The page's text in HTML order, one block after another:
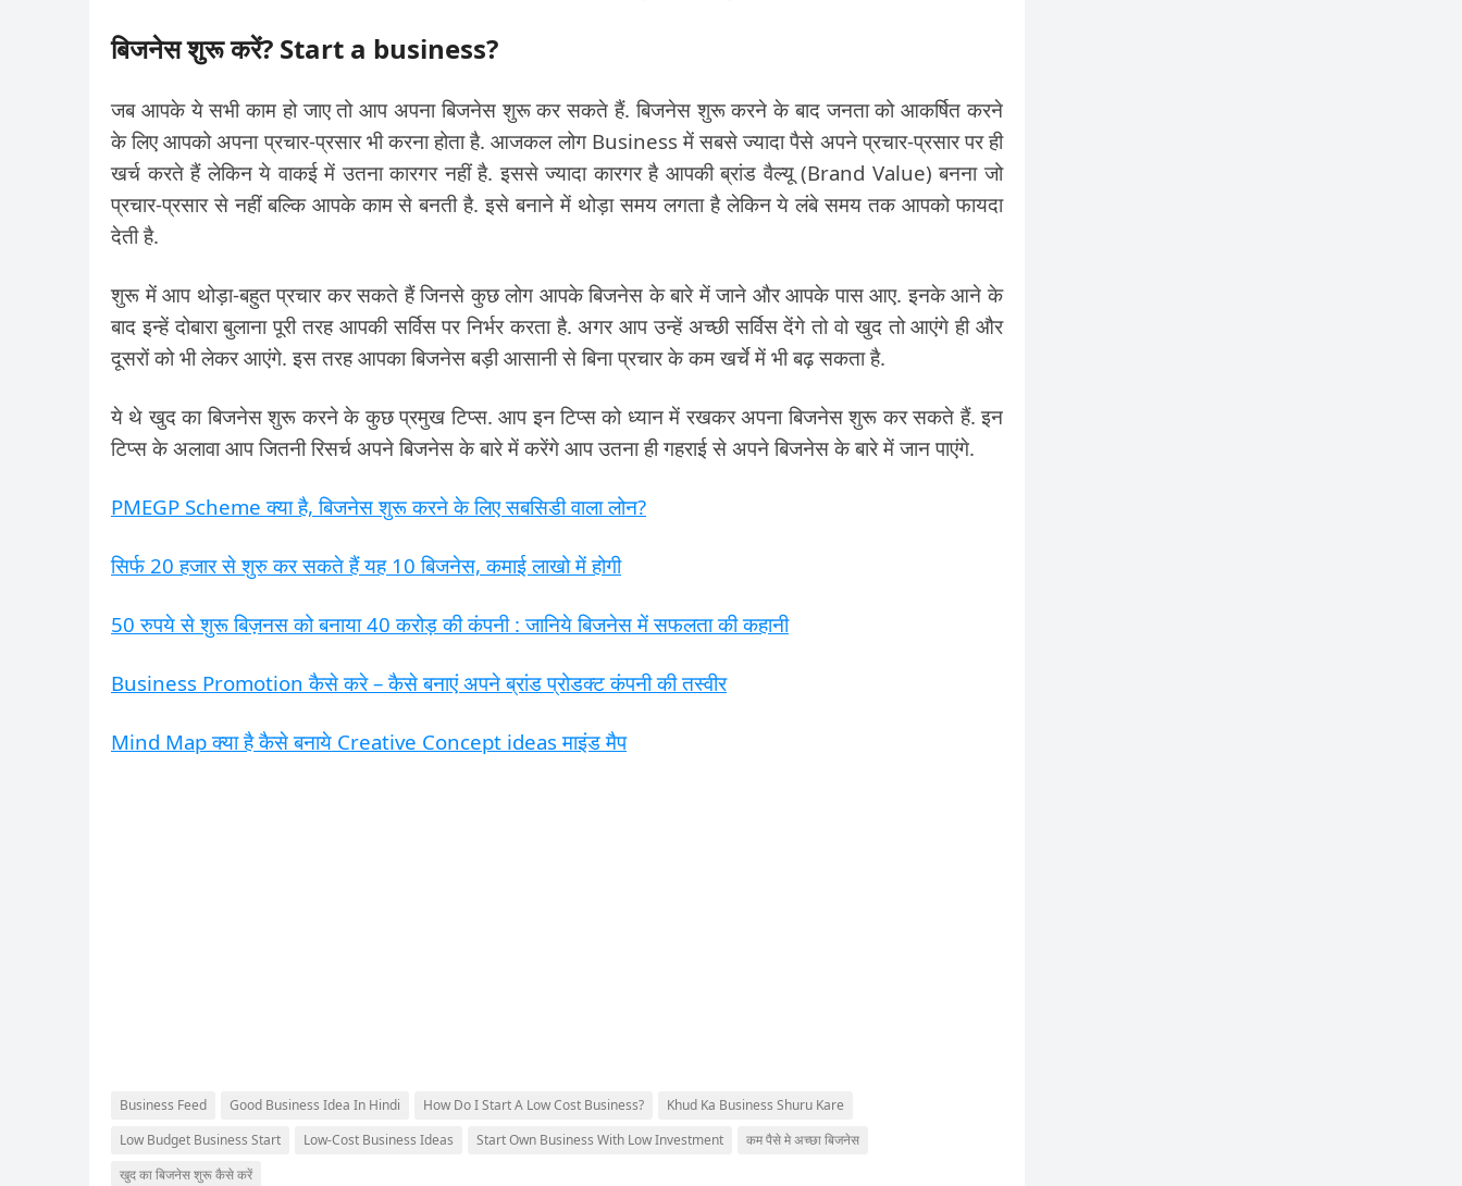
बिजनेस शुरू करें? Start a business?
जब आपके ये सभी काम हो जाए तो आप अपना बिजनेस शुरू कर सकते हैं. बिजनेस शुरू करने के बाद जनता को आकर्षित करने
के लिए आपको अपना प्रचार-प्रसार भी करना होता है. आजकल लोग Business में सबसे ज्यादा पैसे अपने प्रचार-प्रसार पर ही
खर्च करते हैं लेकिन ये वाकई में उतना कारगर नहीं है. इससे ज्यादा कारगर है आपकी ब्रांड वैल्यू (Brand Value) बनना जो
प्रचार-प्रसार से नहीं बल्कि आपके काम से बनती है. इसे बनाने में थोड़ा समय लगता है लेकिन ये लंबे समय तक आपको फायदा
देती है.
शुरू में आप थोड़ा-बहुत प्रचार कर सकते हैं जिनसे कुछ लोग आपके बिजनेस के बारे में जाने और आपके पास आए. इनके आने के
बाद इन्हें दोबारा बुलाना पूरी तरह आपकी सर्विस पर निर्भर करता है. अगर आप उन्हें अच्छी सर्विस देंगे तो वो खुद तो आएंगे ही और
दूसरों को भी लेकर आएंगे. इस तरह आपका बिजनेस बड़ी आसानी से बिना प्रचार के कम खर्चे में भी बढ़ सकता है.
ये थे खुद का बिजनेस शुरू करने के कुछ प्रमुख टिप्स. आप इन टिप्स को ध्यान में रखकर अपना बिजनेस शुरू कर सकते हैं. इन
टिप्स के अलावा आप जितनी रिसर्च अपने बिजनेस के बारे में करेंगे आप उतना ही गहराई से अपने बिजनेस के बारे में जान पाएंगे.
PMEGP Scheme क्या है, बिजनेस शुरू करने के लिए सबसिडी वाला लोन?
सिर्फ 20 हजार से शुरु कर सकते हैं यह 10 बिजनेस, कमाई लाखो में होगी
50 रुपये से शुरू बिज़नस को बनाया 40 करोड़ की कंपनी : जानिये बिजनेस में सफलता की कहानी
Business Promotion कैसे करे – कैसे बनाएं अपने ब्रांड प्रोडक्ट कंपनी की तस्वीर
Mind Map क्या है कैसे बनाये Creative Concept ideas माइंड मैप
Business Feed Good Business Idea In Hindi How Do I Start A Low Cost Business?
Khud Ka Business Shuru Kare
Low Budget Business Start
Low-Cost Business Ideas Start Own Business With Low Investment
कम पैसे मे अच्छा बिजनेस
खुद का बिजनेस शुरू कैसे करें